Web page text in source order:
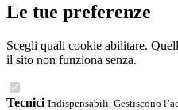
Le tue preferenze
Scegli quali cookie abilitare.
il sito non funziona senza.
Tecnici Indispensabili. Gestiscono